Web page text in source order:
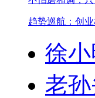
趋势巡航：创
徐小
老